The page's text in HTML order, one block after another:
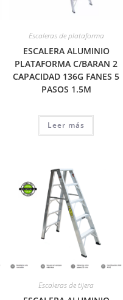
Escaleras de plataforma
ESCALERA ALUMINIO
PLATAFORMA C/BARAN 2
CAPACIDAD 136G FANES 5
PASOS 1.5M
Leer más
Escaleras de tijera